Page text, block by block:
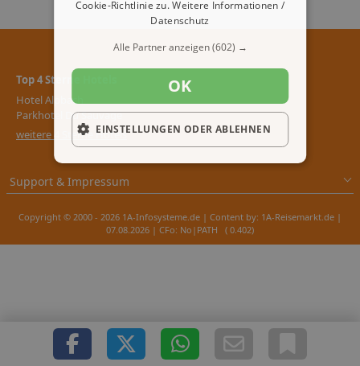
Top 4 Sterne Hotels
Hotel Alpbach
Parkhotel Du Sauvage
weitere 4 Sterne Hotels
Support & Impressum
Copyright © 2000 - 2026 1A-Infosysteme.de | Content by: 1A-Reisemarkt.de |
07.08.2026 | CFo: No|PATH ( 0.402)
Cookie-Richtlinie zu.Weitere Informationen /
Datenschutz
Alle Partner anzeigen(602) →
OK
EINSTELLUNGEN ODER ABLEHNEN